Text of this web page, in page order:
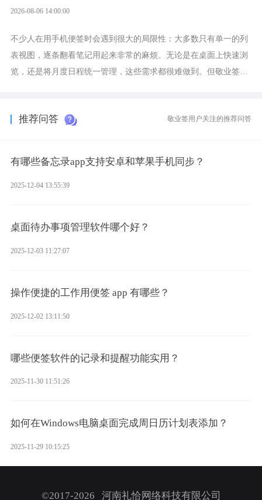
2026-08-06 14:00:00
不少人在用手机便签时会遇到很大的局限性：大多数只有单一的列
表视图，逐条翻看笔记用起来非常的麻烦。无论是在桌面上快速浏
览，还是将月度日程统一管理，这些需求都很难做到。但敬业签作
推荐问答 敬业签用户关注的推荐问答
有哪些备忘录app支持安卓和苹果手机同步？
2025-12-04 13:55:39
桌面待办事项管理软件哪个好？
2025-12-03 11:27:07
操作便捷的工作用便签 app 有哪些？
2025-12-02 13:11:50
哪些便签软件的记录和提醒功能实用？
2025-11-30 11:51:26
如何在Windows电脑桌面完成周日历计划表添加？
2025-11-29 10:15:25
©2017-2026 河南礼恰网络科技有限公司